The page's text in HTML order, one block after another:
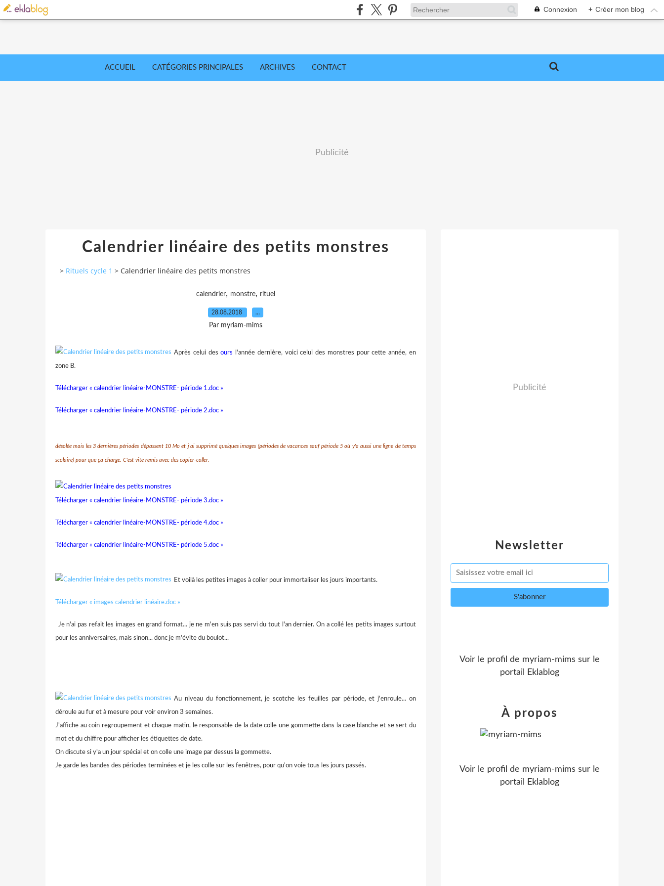
Connexion + Créer mon blog
ACCUEIL CATÉGORIES PRINCIPALES ARCHIVES CONTACT
Publicité
Calendrier linéaire des petits monstres
> Rituels cycle 1 > Calendrier linéaire des petits monstres
calendrier, monstre, rituel
28.08.2018 …
Par myriam-mims
Après celui desours
l'année dernière, voici celui des monstres pour cette année, en
zone B.
Télécharger « calendrier linéaire-MONSTRE- période 1.doc »
Télécharger « calendrier linéaire-MONSTRE- période 2.doc »
désolée mais les 3 dernières périodes dépassent 10 Mo et j'ai supprimé quelques images (périodes de vacances sauf période 5 où y'a aussi une ligne de temps
scolaire) pour que ça charge. C'est vite remis avec des copier-coller.
Télécharger « calendrier linéaire-MONSTRE- période 3.doc »
Télécharger « calendrier linéaire-MONSTRE- période 4.doc »
Télécharger « calendrier linéaire-MONSTRE- période 5.doc »
Et voilà les petites images à coller pour immortaliser les jours importants.
Télécharger « images calendrier linéaire.doc »
Je n'ai pas refait les images en grand format... je ne m'en suis pas servi du tout l'an dernier. On a collé les petits images surtout
pour les anniversaires, mais sinon... donc je m'évite du boulot...
Au niveau du fonctionnement, je scotche les feuilles par période, et j'enroule... on
déroule au fur et à mesure pour voir environ 3 semaines.
J'affiche au coin regroupement et chaque matin, le responsable de la date colle une gommette dans la case blanche et se sert du
mot et du chiffre pour afficher les étiquettes de date.
On discute si y'a un jour spécial et on colle une image par dessus la gommette.
Je garde les bandes des périodes terminées et je les colle sur les fenêtres, pour qu'on voie tous les jours passés.
Newsletter
Publicité
Voir le profil de myriam-mims sur le
portail Eklablog
À propos
Voir le profil de myriam-mims sur le
portail Eklablog